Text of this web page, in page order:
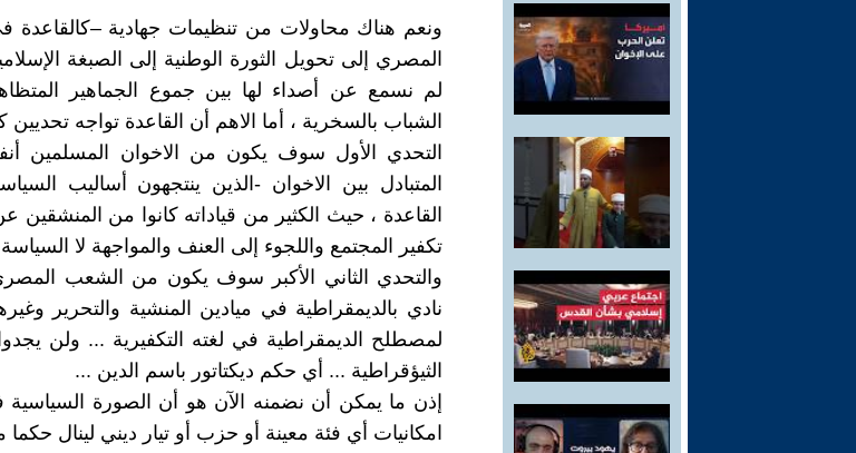
ونعم هناك محاولات من تنظيمات جهادية –كالقاعدة
المصري إلى تحويل الثورة الوطنية إلى الصبغة
لم نسمع عن أصداء لها بين جموع الجماهير
الشباب بالسخرية ، أما الاهم أن القاعدة تواجه
التحدي الأول سوف يكون من الاخوان المسلمين
المتبادل بين الاخوان -الذين ينتجهون أساليب
القاعدة ، حيث الكثير من قياداته كانوا من المنشقين
تكفير المجتمع واللجوء إلى العنف والمواجهة لا
والتحدي الثاني الأكبر سوف يكون من الشعب
نادي بالديمقراطية في ميادين المنشية والتحرير
لمصطلح الديمقراطية في لغته التكفيرية ... ولن
الثيؤقراطية ... أي حكم ديكتاتور باسم الدين ...
إذن ما يمكن أن نضمنه الآن هو أن الصورة
امكانيات أي فئة معينة أو حزب أو تيار ديني لينال